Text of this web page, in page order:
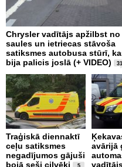
Chrysler vadītājs apžilbst no
saules un ietriecas stāvoša
satiksmes autobusa stūrī,
bija palicis joslā (+ VIDEO)
31
Traģiskā diennaktī
ceļu satiksmes
negadījumos gājuši
bojā seši cilvēki
5
avārijā